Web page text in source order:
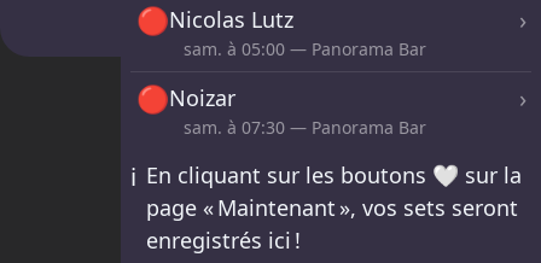
🔴Nicolas Lutz ›
sam. à 05:00 — Panorama Bar
🔴Noizar ›
sam. à 07:30 — Panorama Bar
ℹ️ En cliquant sur les boutons 🤍 sur la
page « Maintenant », vos sets seront
enregistrés ici !